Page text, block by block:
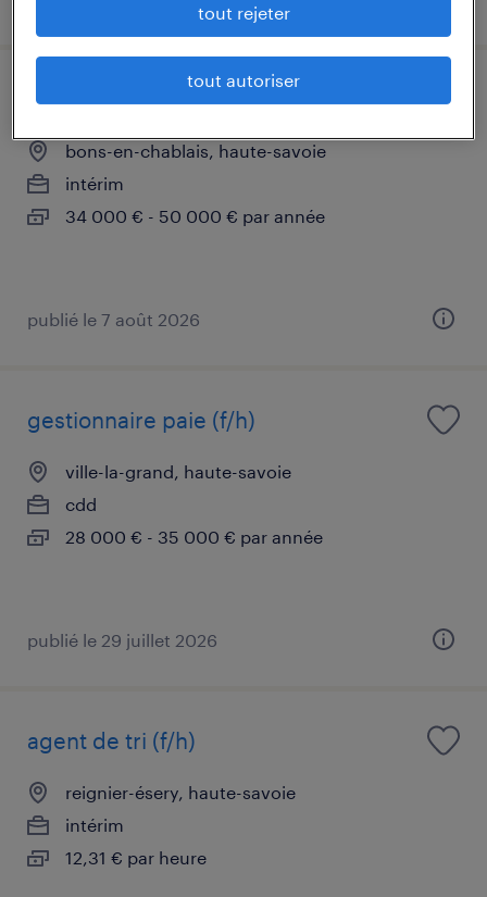
technicien d'usinage (f/h)
bons-en-chablais, haute-savoie
intérim
34 000 € - 50 000 € par année
publié le 7 août 2026
gestionnaire paie (f/h)
ville-la-grand, haute-savoie
cdd
28 000 € - 35 000 € par année
publié le 29 juillet 2026
agent de tri (f/h)
reignier-ésery, haute-savoie
intérim
12,31 € par heure
tout rejeter
tout autoriser